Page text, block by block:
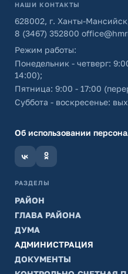
НАШИ КОНТАКТЫ
628002, г. Ханты-
8 (3467) 352800
Режим работы:
Понедельник - четверг:
14:00);
Пятница: 9:00 - 17:00
Суббота - воскресенье:
Об использовании
РАЗДЕЛЫ
РАЙОН
ГЛАВА РАЙОНА
ДУМА
АДМИНИСТРАЦИЯ
ДОКУМЕНТЫ